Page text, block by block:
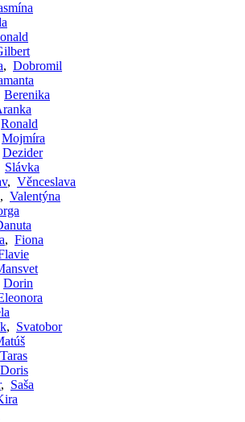
, Dobromil
Berenika
Ronald
Mojmíra
Dezider
Slávka
, Věnceslava
, Valentýna
, Fiona
Dorin
, Svatobor
Taras
Doris
, Saša